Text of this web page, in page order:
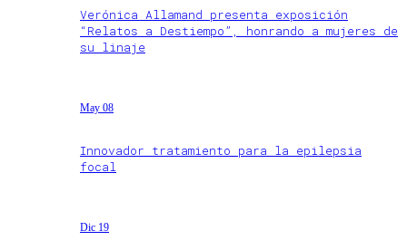
Verónica Allamand presenta exposición
“Relatos a Destiempo”, honrando a mujeres de
su linaje
May 08
Innovador tratamiento para la epilepsia
focal
Dic 19